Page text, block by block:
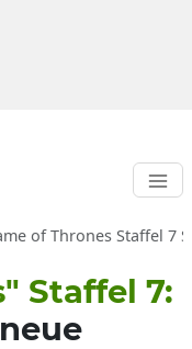
of Thrones Staffel 7
Staffel 7: